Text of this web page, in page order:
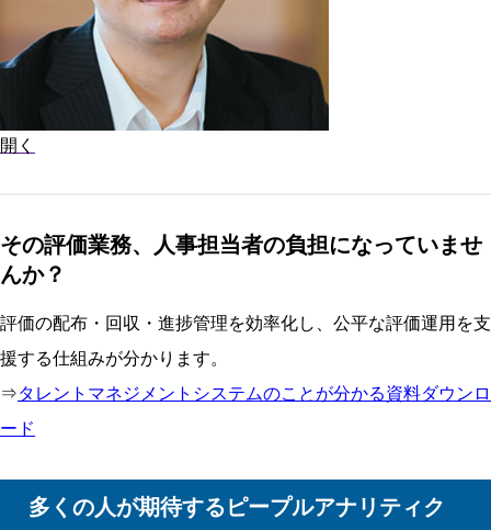
開く
その評価業務、人事担当者の負担になっていませ
んか？
評価の配布・回収・進捗管理を効率化し、公平な評価運用を支
援する仕組みが分かります。
⇒タレントマネジメントシステムのことが分かる資料ダウンロ
ード
多くの人が期待するピープルアナリティク